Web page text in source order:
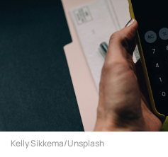
Kelly Sikkema/Unsplash